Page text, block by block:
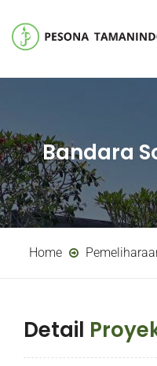
Bandara
Home
Detail